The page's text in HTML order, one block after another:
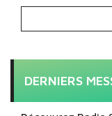
DERNIERS